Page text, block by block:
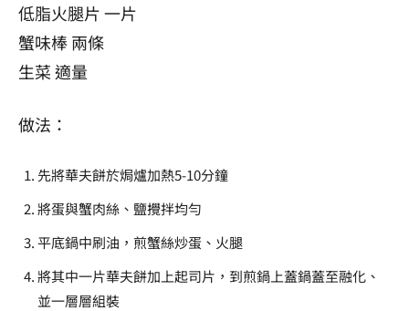
低脂火腿片 一片
蟹味棒 兩條
生菜 適量
做法：
先將華夫餅於焗爐加熱5-10分鐘
將蛋與蟹肉絲、鹽攪拌均勻
平底鍋中刷油，煎蟹絲炒蛋、火腿
將其中一片華夫餅加上起司片，到煎鍋上蓋鍋蓋至融化、
並一層層組裝